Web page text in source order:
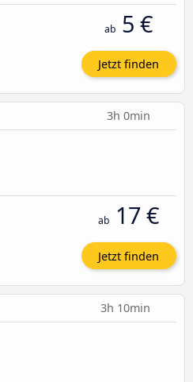
ab 5 €
Jetzt finden
3h 0min
ab 17 €
Jetzt finden
3h 10min